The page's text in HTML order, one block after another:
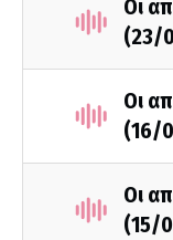
Οι
(23/
Οι
(16/
Οι
(15/